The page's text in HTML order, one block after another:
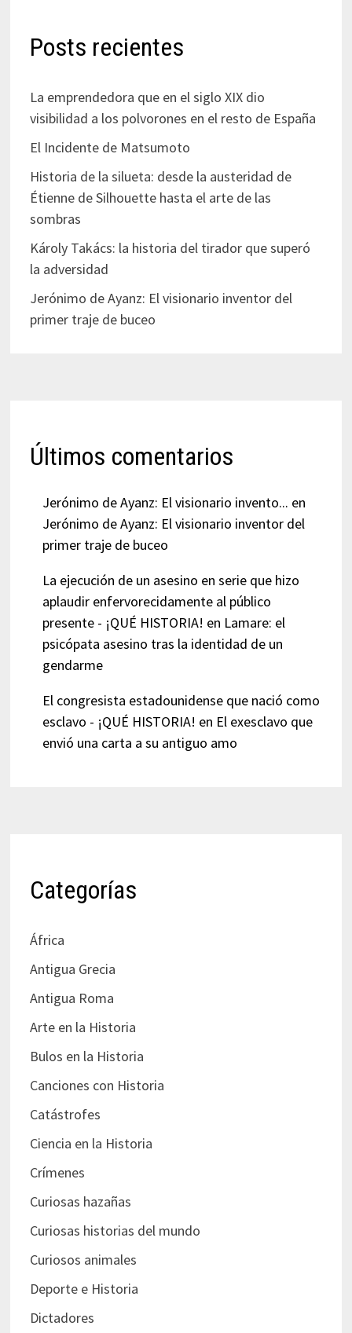
Posts recientes
La emprendedora que en el siglo XIX dio
visibilidad a los polvorones en el resto de España
El Incidente de Matsumoto
Historia de la silueta: desde la austeridad de
Étienne de Silhouette hasta el arte de las
sombras
Károly Takács: la historia del tirador que superó
la adversidad
Jerónimo de Ayanz: El visionario inventor del
primer traje de buceo
Últimos comentarios
Jerónimo de Ayanz: El visionario invento... en
Jerónimo de Ayanz: El visionario inventor del
primer traje de buceo
La ejecución de un asesino en serie que hizo
aplaudir enfervorecidamente al público
presente - ¡QUÉ HISTORIA! en Lamare: el
psicópata asesino tras la identidad de un
gendarme
El congresista estadounidense que nació como
esclavo - ¡QUÉ HISTORIA! en El exesclavo que
envió una carta a su antiguo amo
Categorías
África
Antigua Grecia
Antigua Roma
Arte en la Historia
Bulos en la Historia
Canciones con Historia
Catástrofes
Ciencia en la Historia
Crímenes
Curiosas hazañas
Curiosas historias del mundo
Curiosos animales
Deporte e Historia
Dictadores